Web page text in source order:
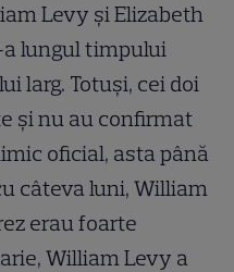
Levy și Elizabeth
lungul timpului
larg. Totuși, cei doi
și nu au confirmat
oficial, asta până
câteva luni, William
erau foarte
William Levy a